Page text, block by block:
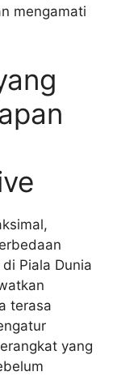
mengamati
Piala Dunia
terasa
yang